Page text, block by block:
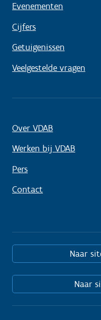
Evenementen
Cijfers
Getuigenissen
Veelgestelde vragen
Over VDAB
Werken bij VDAB
Pers
Contact
Naar
Naar